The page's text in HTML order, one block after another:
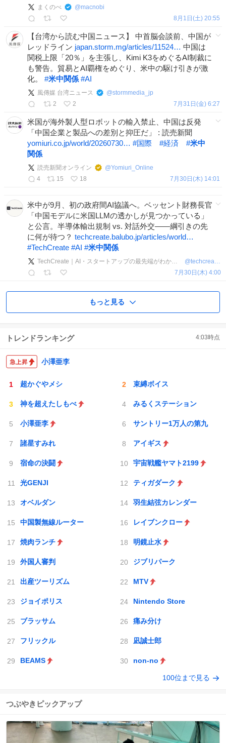
まくのべ @macnobi
8月1日(土) 20:55
【台湾から読む中国ニュース】 中首脳会談前、中国が
レッドライン japan.storm.mg/articles/11524… 中国は
関税上限「20％」を主張し、Kimi K3をめぐるAI制裁に
も警告。貿易とAI覇権をめぐり、米中の駆け引きが激
化。 #米中関係 #AI
風傳媒 台湾ニュース @stormmedia_jp
2
2 7月31日(金) 6:27
米国が海外製人型ロボットの輸入禁止、中国は反発
「中国企業と製品への差別と抑圧だ」 : 読売新聞
yomiuri.co.jp/world/20260730… #国際 #経済 #米中
関係
読売新聞オンライン @Yomiuri_Online
4
15 18 7月30日(木) 14:01
米中が9月、初の政府間AI協議へ。ベッセント財務長官
「中国モデルに米国LLMの透かしが見つかっている」
と公言。半導体輸出規制 vs. 対話外交——綱引きの先
に何が待つ？ techcreate.balubo.jp/articles/world…
#TechCreate #AI #米中関係
TechCreate｜AI・スタートアップの最先端がわかるテックメディア @techcreate_jp
7月30日(木) 4:00
もっと見る
トレンドランキング 4:03時点
小澤亜李
超かぐやメシ 束縛ボイス
神を超えたしもべ みるくステーション
小澤亜李 サントリー1万人の第九
諸星すみれ アイギス
宿命の決闘 宇宙戦艦ヤマト2199
光GENJI ティガダーク
オベルダン 羽生結弦カレンダー
中国製無線ルーター レイブンクロー
焼肉ランチ 明鏡止水
外国人審判 ジブリパーク
出産ツーリズム MTV
ジョイポリス Nintendo Store
ブラッサム 痛み分け
フリックル 凪誠士郎
BEAMS non-no
100位まで見る
つぶやきピックアップ